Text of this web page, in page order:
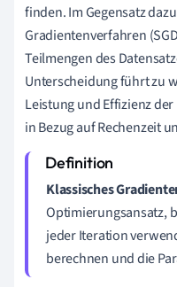
finden. Im Gegensatz
Gradientenverfahren
Teilmengen des
Unterscheidung führt zu
Leistung und Effizienz
in Bezug auf Rechenzeit
Klassisches
Optimierungsansatz,
jeder Iteration
berechnen und die